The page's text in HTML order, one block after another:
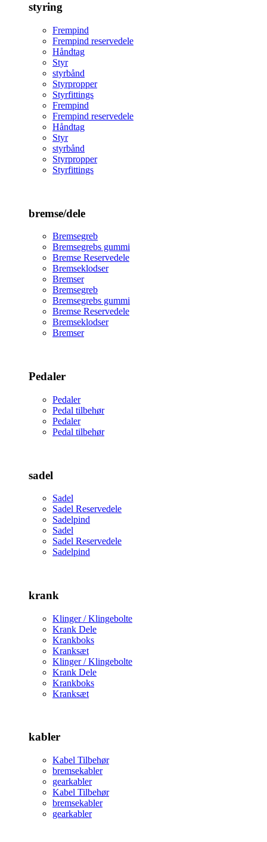
styring
Frempind
Frempind reservedele
Håndtag
Styr
styrbånd
Styrpropper
Styrfittings
Frempind
Frempind reservedele
Håndtag
Styr
styrbånd
Styrpropper
Styrfittings
bremse/dele
Bremsegreb
Bremsegrebs gummi
Bremse Reservedele
Bremseklodser
Bremser
Bremsegreb
Bremsegrebs gummi
Bremse Reservedele
Bremseklodser
Bremser
Pedaler
Pedaler
Pedal tilbehør
Pedaler
Pedal tilbehør
sadel
Sadel
Sadel Reservedele
Sadelpind
Sadel
Sadel Reservedele
Sadelpind
krank
Klinger / Klingebolte
Krank Dele
Krankboks
Kranksæt
Klinger / Klingebolte
Krank Dele
Krankboks
Kranksæt
kabler
Kabel Tilbehør
bremsekabler
gearkabler
Kabel Tilbehør
bremsekabler
gearkabler